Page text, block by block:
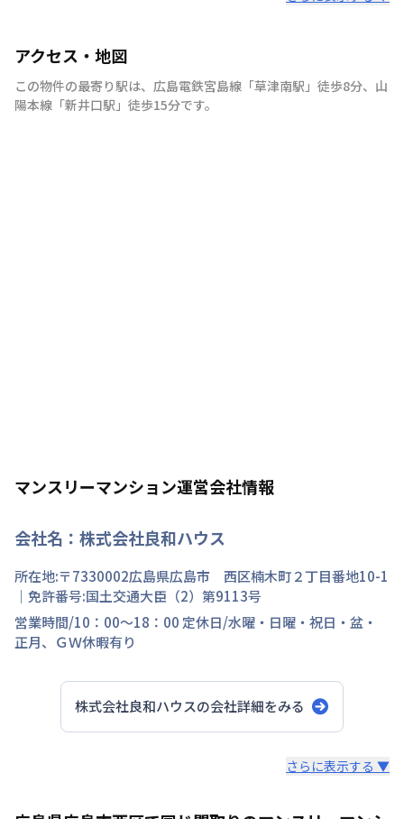
アクセス・地図
この物件の最寄り駅は、 広島電鉄宮島線 「草津南駅 」 徒歩8分、 山
陽本線 「新井口駅 」 徒歩15分です。
マンスリーマンション運営会社情報
会社名： 株式会社良和ハウス
所在地:〒7330002広島県広島市 西区楠木町２丁目番地10-1
｜免許番号:国土交通大臣（2）第9113号
営業時間/10：00～18：00 定休日/水曜・日曜・祝日・盆・
正月、ＧＷ休暇有り
株式会社良和ハウスの会社詳細をみる
広島のマンスリーマンション“エールマンスリー広島”は、
さらに表示する ▼